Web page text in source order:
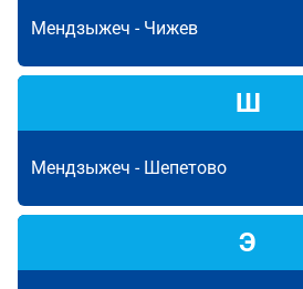
Мендзыжеч - Чижев
Ш
Мендзыжеч - Шепетово
Э